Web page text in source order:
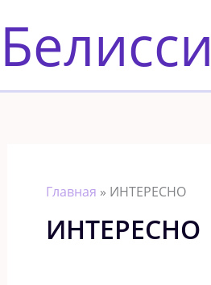
к
содержимому
Главная » ИНТЕРЕСНО
ИНТЕРЕСНО